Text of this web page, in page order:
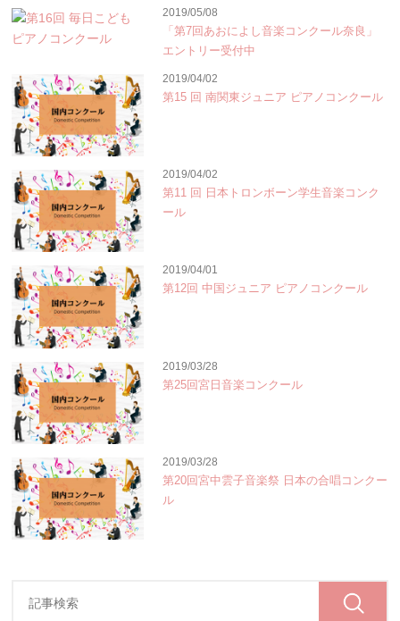
2019/05/08
「第7回あおによし音楽コンクール奈良」
エントリー受付中
2019/04/02
第15 回 南関東ジュニア ピアノコンクール
2019/04/02
第11 回 日本トロンボーン学生音楽コンク
ール
2019/04/01
第12回 中国ジュニア ピアノコンクール
2019/03/28
第25回宮日音楽コンクール
2019/03/28
第20回宮中雲子音楽祭 日本の合唱コンクー
ル